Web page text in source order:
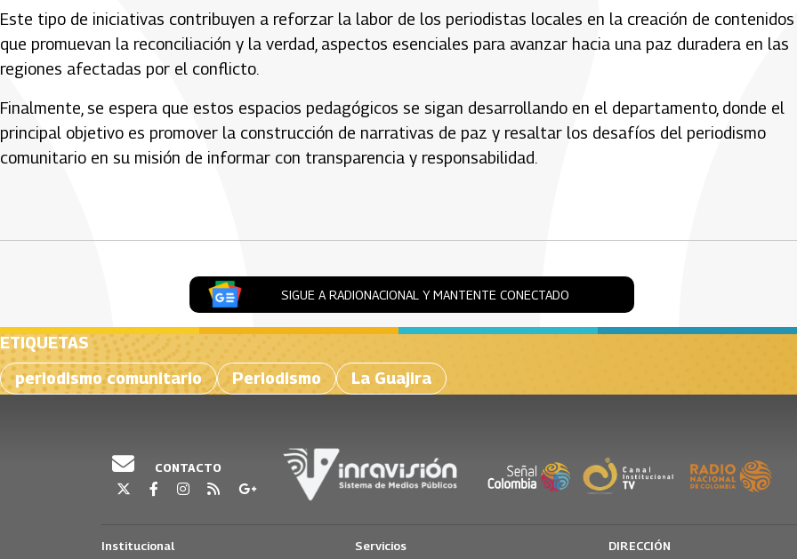
Este tipo de iniciativas contribuyen a reforzar la labor de los periodistas locales en la creación de contenidos
que promuevan la reconciliación y la verdad, aspectos esenciales para avanzar hacia una paz duradera en las
regiones afectadas por el conflicto.
Finalmente, se espera que estos espacios pedagógicos se sigan desarrollando en el departamento, donde el
principal objetivo es promover la construcción de narrativas de paz y resaltar los desafíos del periodismo
comunitario en su misión de informar con transparencia y responsabilidad.
SIGUE A RADIONACIONAL Y MANTENTE CONECTADO
ETIQUETAS
periodismo comunitario
Periodismo La Guajira
CONTACTO
Institucional Servicios DIRECCIÓN